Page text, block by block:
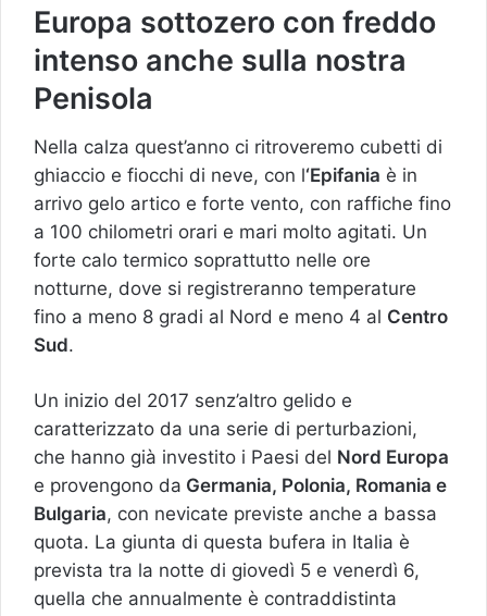
Europa sottozero con freddo
intenso anche sulla nostra
Penisola
Nella calza quest’anno ci ritroveremo cubetti di
ghiaccio e fiocchi di neve, con l‘Epifania è in
arrivo gelo artico e forte vento, con raffiche fino
a 100 chilometri orari e mari molto agitati. Un
forte calo termico soprattutto nelle ore
notturne, dove si registreranno temperature
fino a meno 8 gradi al Nord e meno 4 al Centro
Sud.
Un inizio del 2017 senz’altro gelido e
caratterizzato da una serie di perturbazioni,
che hanno già investito i Paesi del Nord Europa
e provengono da Germania, Polonia, Romania e
Bulgaria, con nevicate previste anche a bassa
quota. La giunta di questa bufera in Italia è
prevista tra la notte di giovedì 5 e venerdì 6,
quella che annualmente è contraddistinta